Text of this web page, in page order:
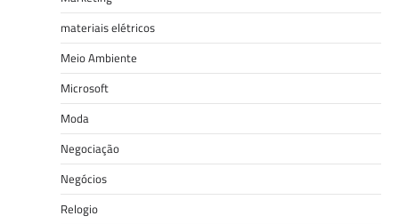
materiais elétricos
Meio Ambiente
Microsoft
Moda
Negociação
Negócios
Relogio